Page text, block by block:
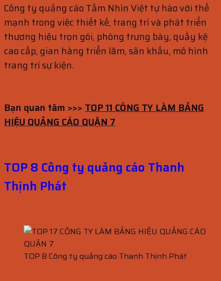
Công ty quảng cáo Tầm Nhìn Việt tự hào với thế
mạnh trong việc thiết kế, trang trí và phát triển
thương hiệu trọn gói, phòng trưng bày, quầy kệ
cao cấp, gian hàng triển lãm, sân khấu, mô hình
trang trí sự kiện.
Bạn quan tâm >>> TOP 11 CÔNG TY LÀM BẢNG
HIỆU QUẢNG CÁO QUẬN 7
TOP 8 Công ty quảng cáo Thanh
Thịnh Phát
TOP 8 Công ty quảng cáo Thanh Thịnh Phát